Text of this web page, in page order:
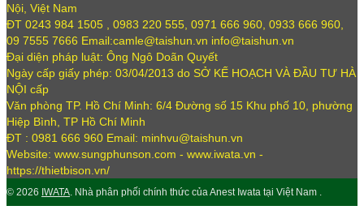
Nội, Việt Nam
ĐT 0243 984 1505 , 0983 220 555, 0971 666 960, 0933 666 960,
09 7555 7666 Email:camle@taishun.vn info@taishun.vn
Đại diện pháp luật: Ông Ngô Doãn Quyết
Ngày cấp giấy phép: 03/04/2013 do SỞ KẾ HOẠCH VÀ ĐẦU TƯ HÀ
NỘI cấp
Văn phòng TP. Hồ Chí Minh: 6/4 Đường số 15 Khu phố 10, phường
Hiệp Bình, TP Hồ Chí Minh
ĐT : 0981 666 960 Email: minhvu@taishun.vn
Website: www.sungphunson.com - www.iwata.vn -
https://thietbison.vn/
© 2026 IWATA. Nhà phân phối chính thức của Anest Iwata tại Việt Nam .